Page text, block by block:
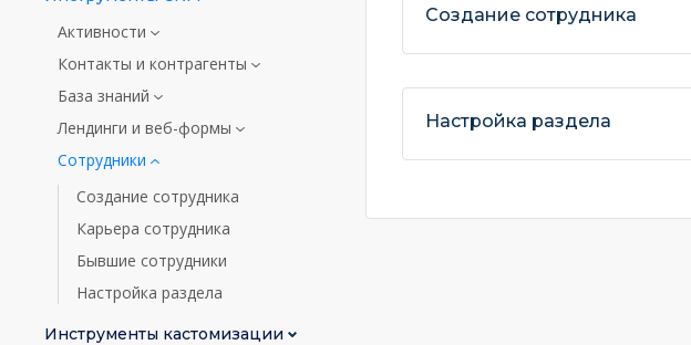
Создание сотрудника
Настройка раздела
Активности
Контакты и контрагенты
База знаний
Лендинги и веб-формы
Сотрудники
Создание сотрудника
Карьера сотрудника
Бывшие сотрудники
Настройка раздела
Инструменты кастомизации